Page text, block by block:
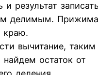
и результат
делимым.
краю.
вычитание, таким
остаток от